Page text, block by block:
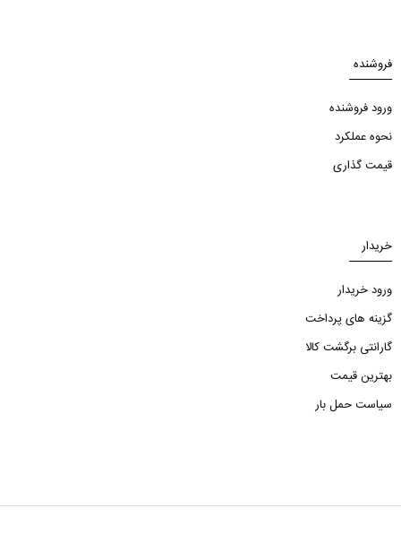
فروشنده
ورود فروشنده
نحوه عملکرد
قیمت گذاری
خریدار
ورود خریدار
گزینه های پرداخت
گارانتی برگشت کالا
بهترین قیمت
سیاست حمل بار